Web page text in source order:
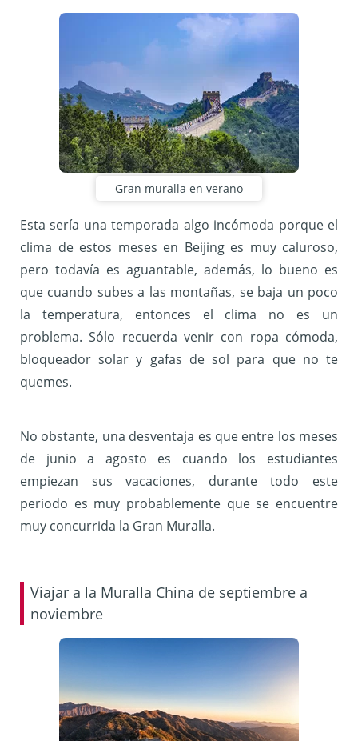
Gran muralla en verano
Esta sería una temporada algo incómoda porque el
clima de estos meses en Beijing es muy caluroso,
pero todavía es aguantable, además, lo bueno es
que cuando subes a las montañas, se baja un poco
la temperatura, entonces el clima no es un
problema. Sólo recuerda venir con ropa cómoda,
bloqueador solar y gafas de sol para que no te
quemes.
No obstante, una desventaja es que entre los meses
de junio a agosto es cuando los estudiantes
empiezan sus vacaciones, durante todo este
periodo es muy probablemente que se encuentre
muy concurrida la Gran Muralla.
Viajar a la Muralla China de septiembre a
noviembre